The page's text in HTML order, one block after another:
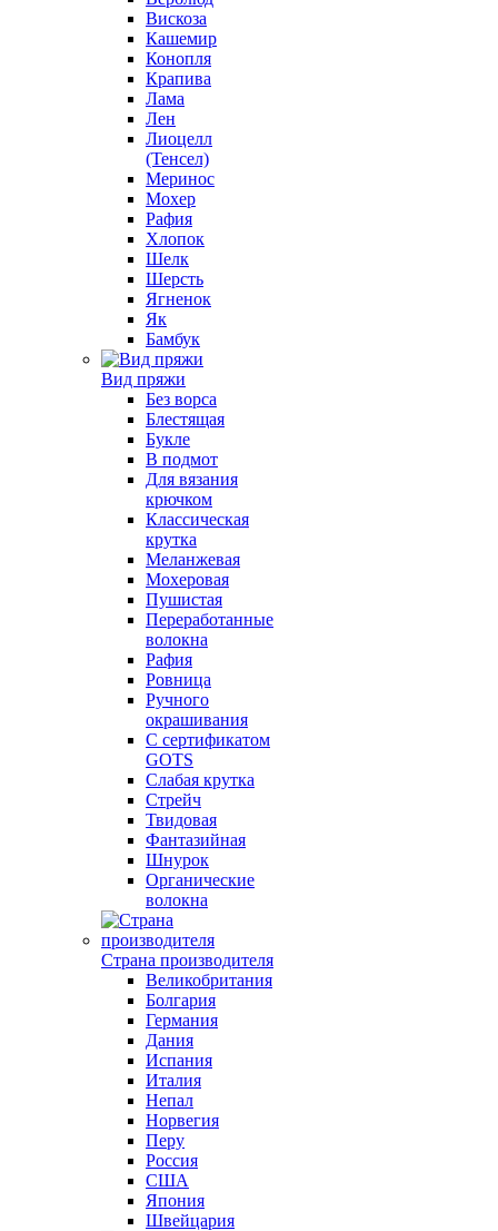
Вискоза
Кашемир
Конопля
Крапива
Лама
Лен
Лиоцелл
(Тенсел)
Меринос
Мохер
Рафия
Хлопок
Шелк
Шерсть
Ягненок
Як
Бамбук
Вид пряжи
Без ворса
Блестящая
Букле
В подмот
Для вязания
крючком
Классическая
крутка
Меланжевая
Мохеровая
Пушистая
Переработанные
волокна
Рафия
Ровница
Ручного
окрашивания
С сертификатом
GOTS
Слабая крутка
Стрейч
Твидовая
Фантазийная
Шнурок
Органические
волокна
Страна производителя
Великобритания
Болгария
Германия
Дания
Испания
Италия
Непал
Норвегия
Перу
Россия
США
Япония
Швейцария